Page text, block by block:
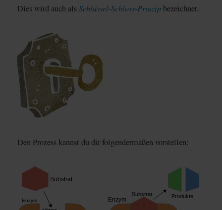
Dies wird auch alsSchlüssel-Schloss-Prinzip bezeichnet.
Den Prozess kannst du dir folgendermaßen vorstellen: